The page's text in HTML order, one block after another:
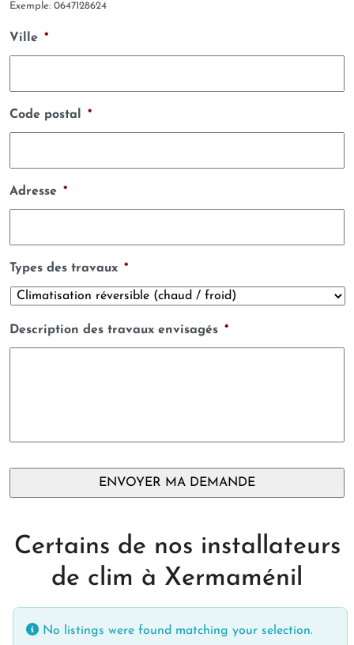
Exemple: 0647128624
Ville *
Code postal *
Adresse *
Types des travaux *
Description des travaux envisagés *
Certains de nos installateurs
de clim à Xermaménil
No listings were found matching your selection.